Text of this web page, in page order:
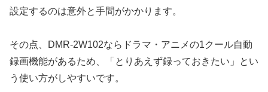
設定するのは意外と手間がかかります。
その点、DMR-2W102ならドラマ・アニメの1クール自動
録画機能があるため、「とりあえず録っておきたい」とい
う使い方がしやすいです。